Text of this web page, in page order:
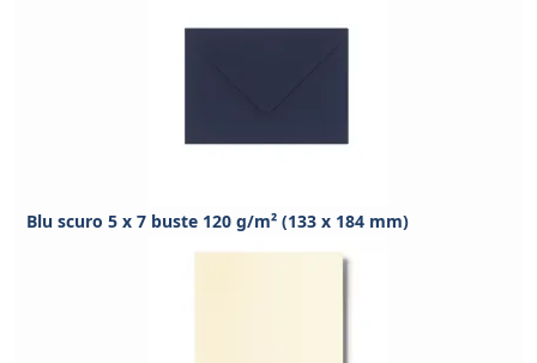
Blu scuro 5 x 7 buste 120 g/m² (133 x 184 mm)